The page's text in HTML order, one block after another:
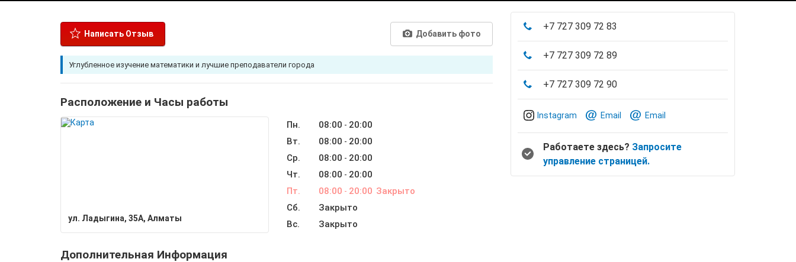
Написать Отзыв Добавить фото
Углубленное изучение математики и лучшие преподаватели города
Расположение и Часы работы
ул. Ладыгина, 35А, Алматы
Пн. 08:00 - 20:00
Вт.
08:00 - 20:00
Ср.
08:00 - 20:00
Чт.
08:00 - 20:00
Пт.
08:00 - 20:00 Закрыто
Сб.
Закрыто
Вс.
Закрыто
Дополнительная Информация
+7 727 309 72 83
+7 727 309 72 89
+7 727 309 72 90
Instagram Email Email
Работаете здесь? Запросите
управление страницей.